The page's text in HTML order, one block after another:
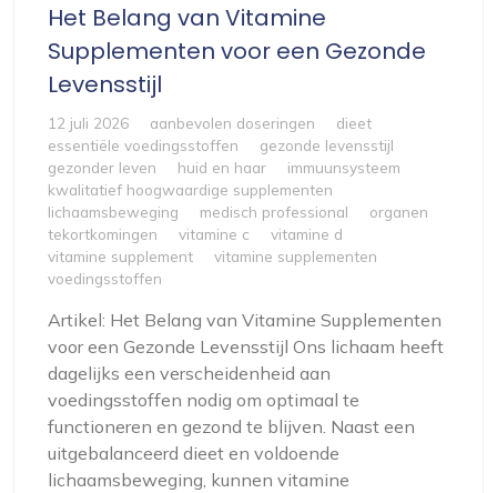
Het Belang van Vitamine
Supplementen voor een Gezonde
Levensstijl
12 juli 2026 aanbevolen doseringen
dieet
essentiële voedingsstoffen
gezonde levensstijl
gezonder leven
huid en haar
immuunsysteem
kwalitatief hoogwaardige supplementen
lichaamsbeweging
medisch professional
organen
tekortkomingen
vitamine c
vitamine d
vitamine supplement
vitamine supplementen
voedingsstoffen
Artikel: Het Belang van Vitamine Supplementen
voor een Gezonde Levensstijl Ons lichaam heeft
dagelijks een verscheidenheid aan
voedingsstoffen nodig om optimaal te
functioneren en gezond te blijven. Naast een
uitgebalanceerd dieet en voldoende
lichaamsbeweging, kunnen vitamine